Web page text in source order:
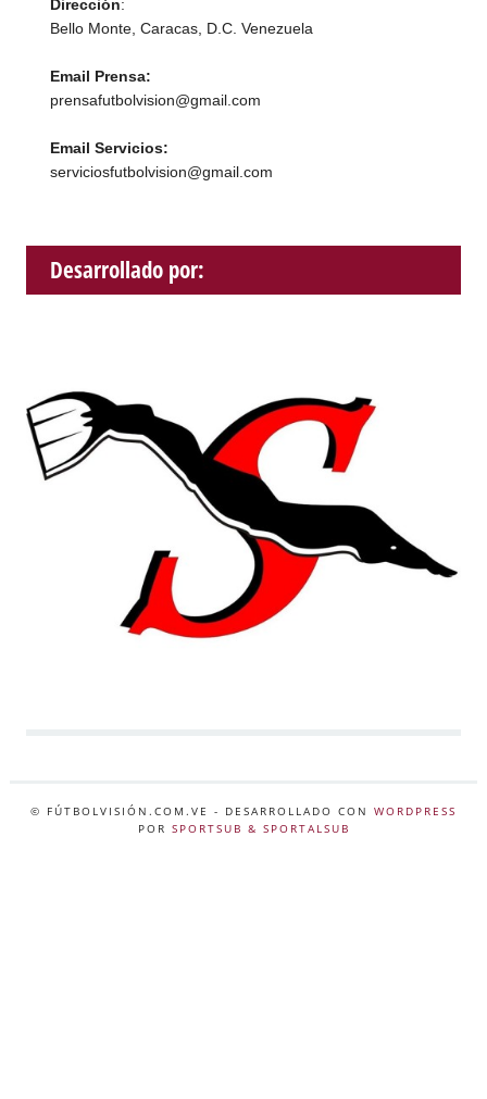
Dirección:
Bello Monte, Caracas, D.C. Venezuela
Email Prensa:
prensafutbolvision@gmail.com
Email Servicios:
serviciosfutbolvision@gmail.com
Desarrollado por:
© FÚTBOLVISIÓN.COM.VE - DESARROLLADO CON WORDPRESS
POR SPORTSUB & SPORTALSUB